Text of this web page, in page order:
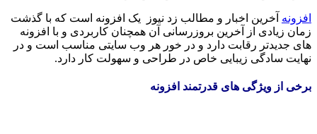
افزونه آخرین اخبار و مطالب زد نیوز یک افزونه است که با گذشت
زمان زیادی از آخرین بروزرسانی آن همچنان کاربردی و با افزونه
های جدیدتر رقابت دارد و در خور هر وب سایتی مناسب است و در
نهایت سادگی زیبایی خاص در طراحی و سهولت کار دارد.
برخی از ویژگی های قدرتمند افزونه